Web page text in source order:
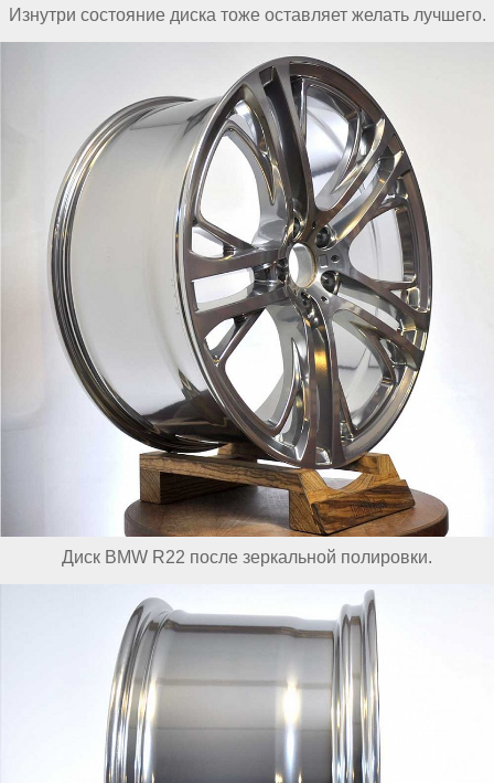
Изнутри состояние диска тоже оставляет желать лучшего.
Диск BMW R22 после зеркальной полировки.